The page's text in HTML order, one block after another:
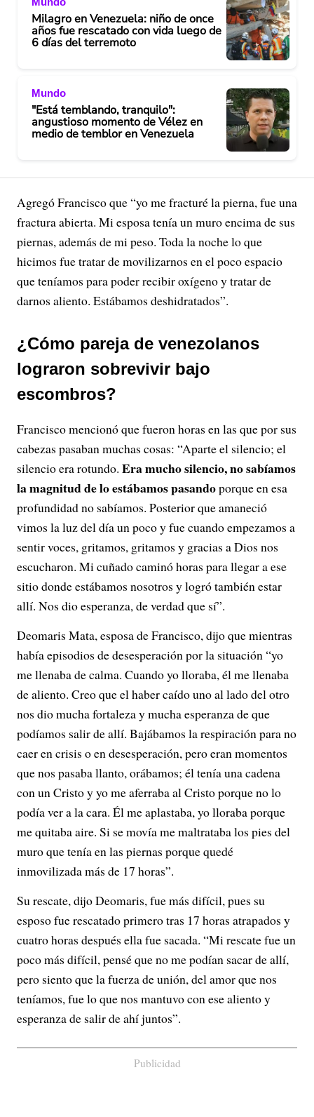
Milagro en Venezuela: niño de once
años fue rescatado con vida luego de
6 días del terremoto
Mundo
"Está temblando, tranquilo":
angustioso momento de Vélez en
medio de temblor en Venezuela
Agregó Francisco que “yo me fracturé la pierna, fue una
fractura abierta. Mi esposa tenía un muro encima de sus
piernas, además de mi peso. Toda la noche lo que
hicimos fue tratar de movilizarnos en el poco espacio
que teníamos para poder recibir oxígeno y tratar de
darnos aliento. Estábamos deshidratados”.
¿Cómo pareja de venezolanos
lograron sobrevivir bajo
escombros?
Francisco mencionó que fueron horas en las que por sus
cabezas pasaban muchas cosas: “Aparte el silencio; el
silencio era rotundo. Era mucho silencio, no sabíamos
la magnitud de lo estábamos pasandoporque en esa
profundidad no sabíamos. Posterior que amaneció
vimos la luz del día un poco y fue cuando empezamos a
sentir voces, gritamos, gritamos y gracias a Dios nos
escucharon. Mi cuñado caminó horas para llegar a ese
sitio donde estábamos nosotros y logró también estar
allí. Nos dio esperanza, de verdad que sí”.
Deomaris Mata, esposa de Francisco, dijo que mientras
había episodios de desesperación por la situación “yo
me llenaba de calma. Cuando yo lloraba, él me llenaba
de aliento. Creo que el haber caído uno al lado del otro
nos dio mucha fortaleza y mucha esperanza de que
podíamos salir de allí. Bajábamos la respiración para no
caer en crisis o en desesperación, pero eran momentos
que nos pasaba llanto, orábamos; él tenía una cadena
con un Cristo y yo me aferraba al Cristo porque no lo
podía ver a la cara. Él me aplastaba, yo lloraba porque
me quitaba aire. Si se movía me maltrataba los pies del
muro que tenía en las piernas porque quedé
inmovilizada más de 17 horas”.
Su rescate, dijo Deomaris, fue más difícil, pues su
esposo fue rescatado primero tras 17 horas atrapados y
cuatro horas después ella fue sacada. “Mi rescate fue un
poco más difícil, pensé que no me podían sacar de allí,
pero siento que la fuerza de unión, del amor que nos
teníamos, fue lo que nos mantuvo con ese aliento y
esperanza de salir de ahí juntos”.
Publicidad